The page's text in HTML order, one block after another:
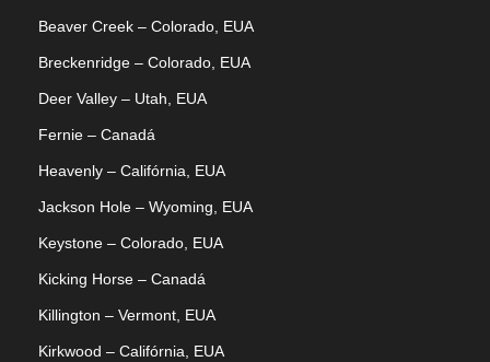
Beaver Creek – Colorado, EUA
Breckenridge – Colorado, EUA
Deer Valley – Utah, EUA
Fernie – Canadá
Heavenly – Califórnia, EUA
Jackson Hole – Wyoming, EUA
Keystone – Colorado, EUA
Kicking Horse – Canadá
Killington – Vermont, EUA
Kirkwood – Califórnia, EUA